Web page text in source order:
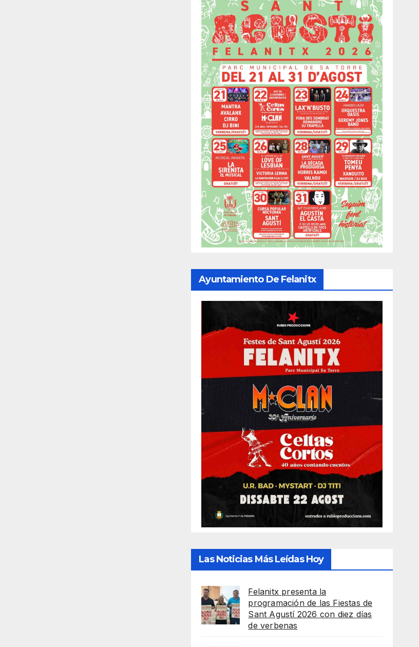
Ayuntamiento De Felanitx
Las Noticias Más Leídas Hoy
Felanitx presenta la
programación de las Fiestas de
Sant Agustí 2026 con diez días
de verbenas